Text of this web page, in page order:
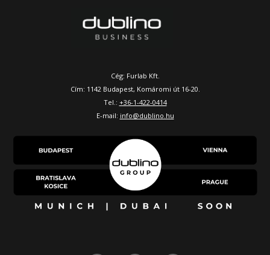
Cég: Furlab Kft.
Cím: 1142 Budapest, Komáromi út 16-20.
Tel.: +36-1-422-0414
E-mail: info@dublino.hu